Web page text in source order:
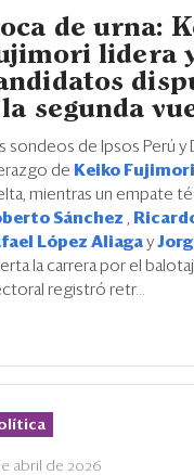
de urna:
lidera
la segunda
sondeos de Ipsos Perú y
de Keiko Fujimori
mientras un empate
Sánchez ,
López Aliaga y
la carrera por el
registró retr...
abril de 2026